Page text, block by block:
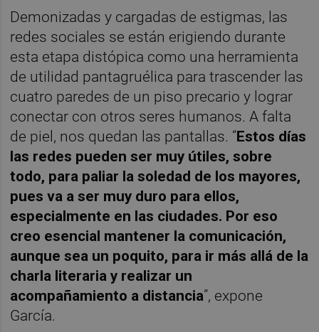
Demonizadas y cargadas de estigmas, las
redes sociales se están erigiendo durante
esta etapa distópica como una herramienta
de utilidad pantagruélica para trascender las
cuatro paredes de un piso precario y lograr
conectar con otros seres humanos. A falta
de piel, nos quedan las pantallas. “Estos días
las redes pueden ser muy útiles, sobre
todo, para paliar la soledad de los mayores,
pues va a ser muy duro para ellos,
especialmente en las ciudades. Por eso
creo esencial mantener la comunicación,
aunque sea un poquito, para ir más allá de la
charla literaria y realizar un
acompañamiento a distancia”, expone
García.